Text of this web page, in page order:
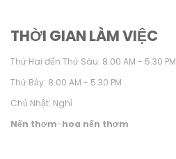
THỜI GIAN LÀM VIỆC
Thứ Hai đến Thứ Sáu: 8.00 AM - 5.30 PM
Thứ Bảy: 8.00 AM - 5.30 PM
Chủ Nhật: Nghỉ
Nến thơm-hoa nến thơm